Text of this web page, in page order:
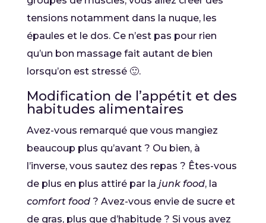
tensions notamment dans la nuque, les
épaules et le dos. Ce n’est pas pour rien
qu’un bon massage fait autant de bien
lorsqu’on est stressé 🙂.
Modification de l’appétit et des
habitudes alimentaires
Avez-vous remarqué que vous mangiez
beaucoup plus qu’avant ? Ou bien, à
l’inverse, vous sautez des repas ? Êtes-vous
de plus en plus attiré par la junk food, la
comfort food? Avez-vous envie de sucre et
de gras, plus que d’habitude ? Si vous avez